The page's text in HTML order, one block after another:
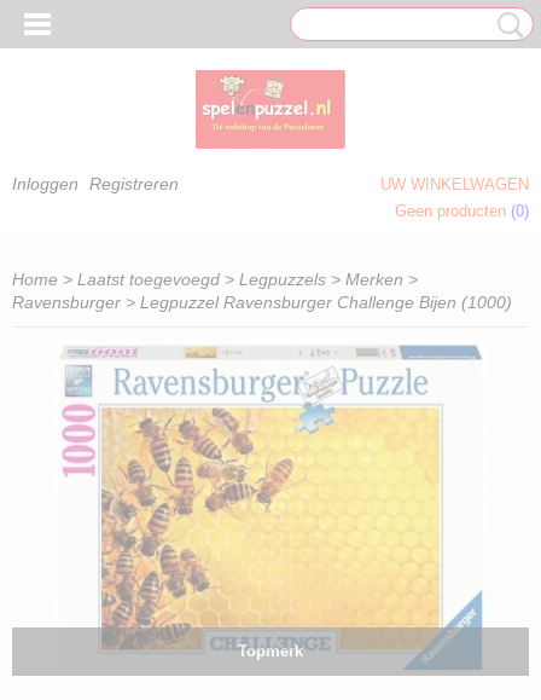
Inloggen Registreren
UW WINKELWAGEN
Geen producten (0)
Home > Laatst toegevoegd > Legpuzzels > Merken >
Ravensburger > Legpuzzel Ravensburger Challenge Bijen (1000)
Topmerk